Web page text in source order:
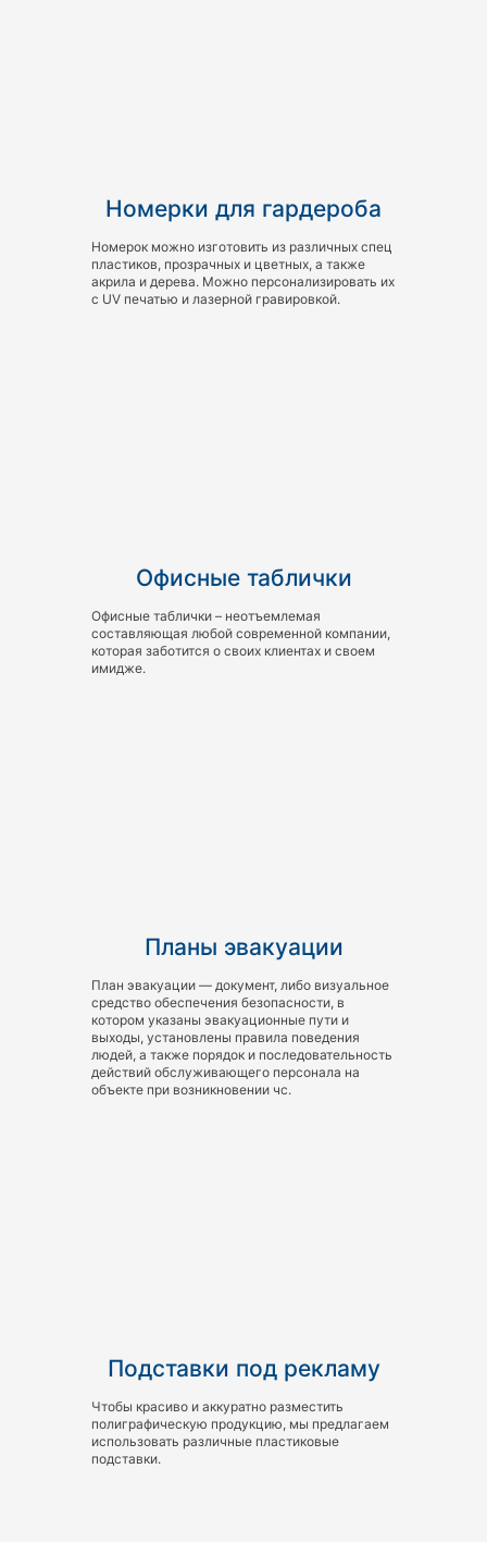
Номерки для гардероба
Номерок можно изготовить из различных спец
пластиков, прозрачных и цветных, а также
акрила и дерева. Можно персонализировать их
с UV печатью и лазерной гравировкой.
Офисные таблички
Офисные таблички – неотъемлемая
составляющая любой современной компании,
которая заботится о своих клиентах и своем
имидже.
Планы эвакуации
План эвакуации — документ, либо визуальное
средство обеспечения безопасности, в
котором указаны эвакуационные пути и
выходы, установлены правила поведения
людей, а также порядок и последовательность
действий обслуживающего персонала на
объекте при возникновении чс.
Подставки под рекламу
Чтобы красиво и аккуратно разместить
полиграфическую продукцию, мы предлагаем
использовать различные пластиковые
подставки.